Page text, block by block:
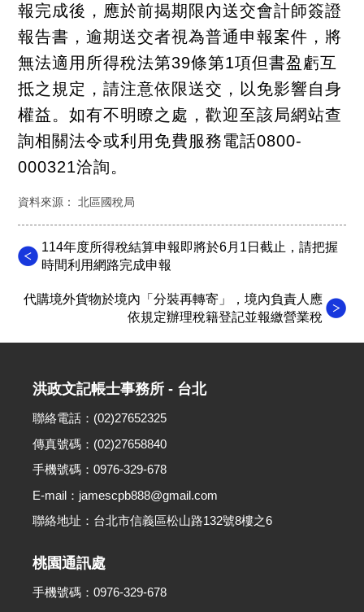
報完成後，應於前揭期限內送交會計師簽證
報告書，逾期送交者視為普通申報案件，將
無法適用所得稅法第39條第1項但書盈虧互
抵之規定，請注意依限送交，以免影響自身
權益。如有不明瞭之處，歡迎至該局網站查
詢相關法令或利用免費服務電話0800-
000321洽詢。
資料來源： 北區國稅局
114年度所得稅結算申報即將於6月1日截止，請把握
時間利用網路完成申報
代購境外貨物於境內「分裝再轉寄」，境內負責人應
依規定辦理稅籍登記並報繳營業稅
洪政文記帳士事務所 - 台北
聯絡電話：(02)27652325
傳真號碼：(02)27658840
手機號碼：0976-329-678
E-mail：jamescpb888@gmail.com
聯絡地址：台北市信義區松山路132號8樓之6
桃園通訊處
手機號碼：0976-329-678